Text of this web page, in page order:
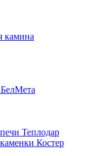
камина
Теплодар
Костер